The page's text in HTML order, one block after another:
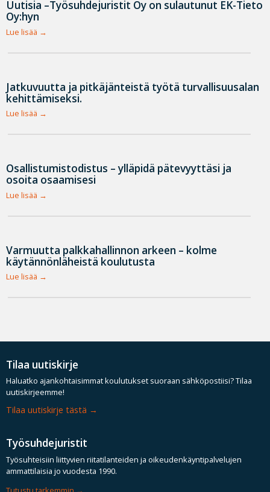
Uutisia –Työsuhdejuristit Oy on sulautunut EK-Tieto
Oy:hyn
Lue lisää
Jatkuvuutta ja pitkäjänteistä työtä turvallisuusalan
kehittämiseksi.
Lue lisää
Osallistumistodistus – ylläpidä pätevyyttäsi ja
osoita osaamisesi
Lue lisää
Varmuutta palkkahallinnon arkeen – kolme
käytännönläheistä koulutusta
Lue lisää
Tilaa uutiskirje
Haluatko ajankohtaisimmat koulutukset suoraan sähköpostiisi? Tilaa
uutiskirjeemme!
Tilaa uutiskirje tästä
Työsuhdejuristit
Työsuhteisiin liittyvien riitatilanteiden ja oikeudenkäyntipalvelujen
ammattilaisia jo vuodesta 1990.